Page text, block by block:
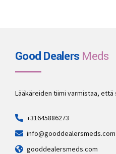
Good DealersMeds
Lääkäreiden tiimi varmistaa, että
+31645886273
info@gooddealersmeds.com
gooddealersmeds.com